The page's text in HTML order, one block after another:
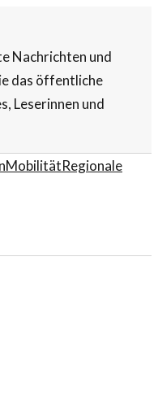
Nachrichten und
das öffentliche
Leserinnen und
MobilitätRegionale